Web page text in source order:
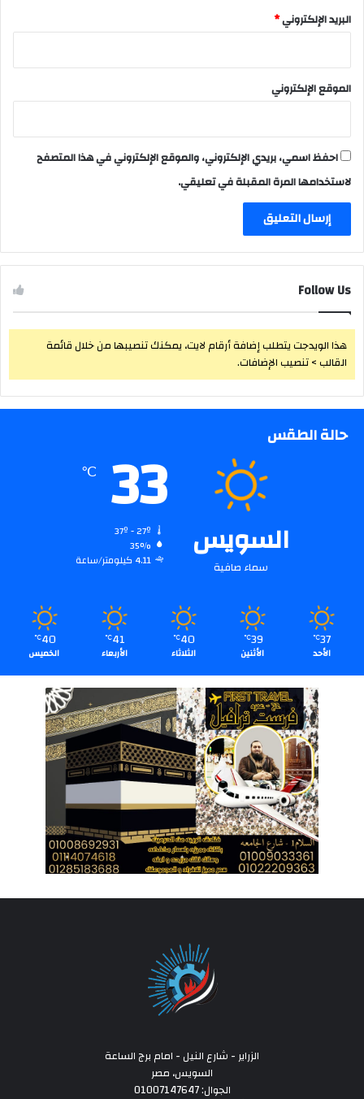
البريد الإلكتروني*
الموقع الإلكتروني
احفظ اسمي، بريدي الإلكتروني، والموقع الإلكتروني في هذا المتصفح
لاستخدامها المرة المقبلة في تعليقي.
Follow Us
هذا الويدجت يتطلب إضافة أرقام لايت، يمكنك تنصيبها من خلال قائمة
القالب > تنصيب الإضافات.
حالة الطقس
السويس
سماء صافية
33
℃
35%
4.11 كيلومتر/ساعة
37
℃
الأحد
39
℃
الأثنين
40
℃
الثلاثاء
41
℃
الأربعاء
40
℃
الخميس
الزراير - شارع النيل - امام برج الساعة
السويس، مصر
الجوال: 01007147647